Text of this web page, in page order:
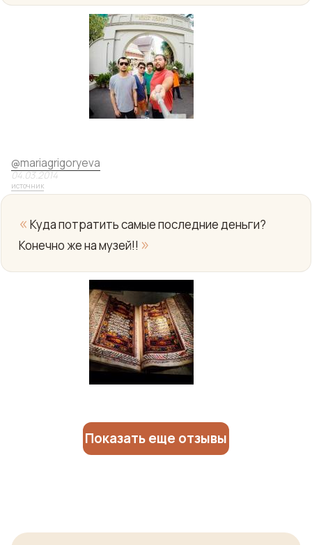
@mariagrigoryeva
04.03.2014
источник
« Куда потратить самые последние деньги?
Конечно же на музей!! »
Показать еще отзывы